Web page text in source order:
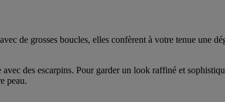
de grosses boucles, elles confèrent à votre tenue une
des escarpins. Pour garder un look raffiné et
peau.